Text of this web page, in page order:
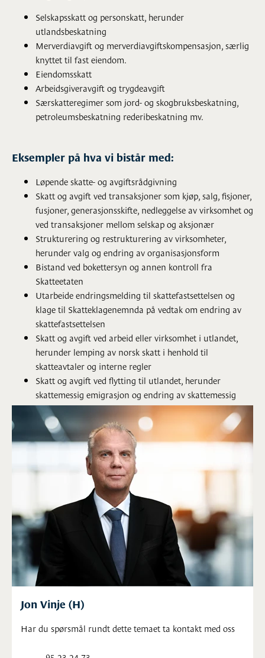
Selskapsskatt og personskatt, herunder
utlandsbeskatning
Merverdiavgift og merverdiavgiftskompensasjon, særlig
knyttet til fast eiendom.
Eiendomsskatt
Arbeidsgiveravgift og trygdeavgift
Særskatteregimer som jord- og skogbruksbeskatning,
petroleumsbeskatning rederibeskatning mv.
Eksempler på hva vi bistår med:
Løpende skatte- og avgiftsrådgivning
Skatt og avgift ved transaksjoner som kjøp, salg, fisjoner,
fusjoner, generasjonsskifte, nedleggelse av virksomhet og
ved transaksjoner mellom selskap og aksjonær
Strukturering og restrukturering av virksomheter,
herunder valg og endring av organisasjonsform
Bistand ved bokettersyn og annen kontroll fra
Skatteetaten
Utarbeide endringsmelding til skattefastsettelsen og
klage til Skatteklagenemnda på vedtak om endring av
skattefastsettelsen
Skatt og avgift ved arbeid eller virksomhet i utlandet,
herunder lemping av norsk skatt i henhold til
skatteavtaler og interne regler
Skatt og avgift ved flytting til utlandet, herunder
skattemessig emigrasjon og endring av skattemessig
bosted etter skatteavtale
Skatt og avgift ved engasjering av utenlandske
oppdragstakere eller arbeidstakere i Norge
Jon Vinje (H)
Har du spørsmål rundt dette temaet ta kontakt med oss